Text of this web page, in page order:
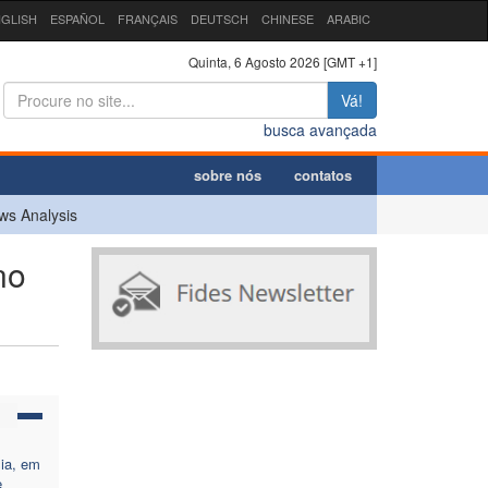
ESPAÑOL FRANÇAIS DEUTSCH CHINESE ARABIC
Quinta, 6 Agosto 2026 [GMT +1]
Vá!
busca avançada
sobre nós contatos
Analysis
em